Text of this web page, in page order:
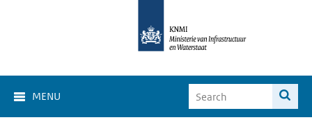
MENU